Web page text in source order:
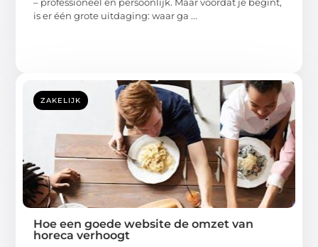
is er één grote uitdaging: waar ga ...
ZAKELIJK
Hoe een goede website de omzet van
horeca verhoogt